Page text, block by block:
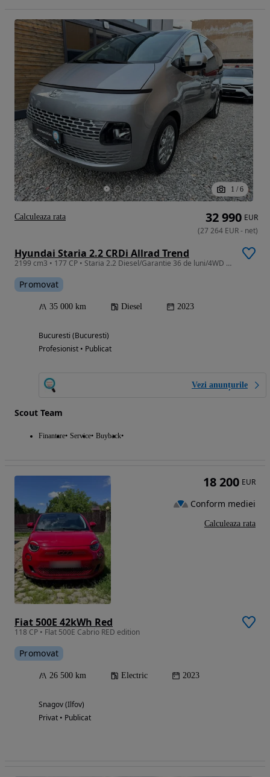
1 / 6
Hyundai Staria 2.2 CRDi Allrad Trend
2199 cm3 • 177 CP • Staria 2.2 Diesel/Garantie 36 de luni/4WD 8AT 9 Locuri/Piele/Clima/TVA
Promovat
35 000 km Diesel 2023
Bucuresti (Bucuresti)
Profesionist • Publicat
Vezi anunțurile
Scout Team
Finantare Service Buyback
32 990 EUR
(27 264 EUR- net)
Calculeaza rata
Fiat 500E 42kWh Red
118 CP • Flat 500E Cabrio RED edition
Promovat
26 500 km Electric 2023
Snagov (Ilfov)
Privat • Publicat
18 200 EUR
Conform mediei
Calculeaza rata